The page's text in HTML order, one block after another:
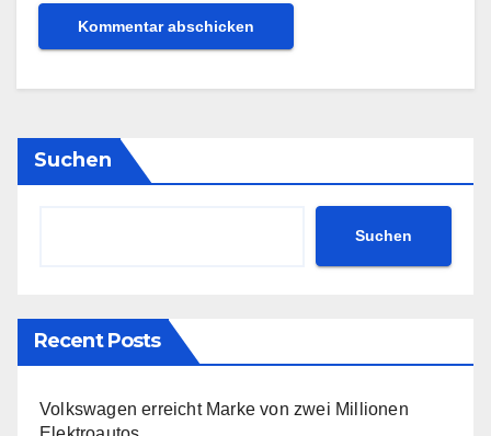
Suchen
Suchen
Recent Posts
Volkswagen erreicht Marke von zwei Millionen